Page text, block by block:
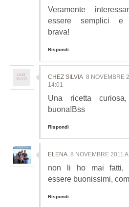
Veramente
essere semplici e
brava!
Rispondi
CHEZ SILVIA 8 NOVEMBRE
14:01
Una ricetta
buona!Bss
Rispondi
ELENA 8 NOVEMBRE 2011
non li ho mai fatti,
essere buonissimi,
Rispondi